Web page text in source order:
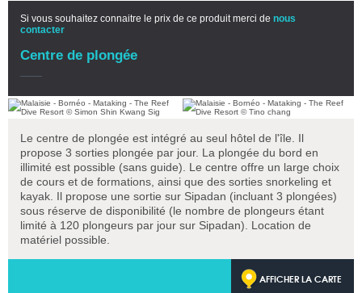
Si vous souhaitez connaitre le prix de ce produit merci de nous
contacter
Centre de plongée
Le centre de plongée est intégré au seul hôtel de l'île. Il
propose 3 sorties plongée par jour. La plongée du bord en
illimité est possible (sans guide). Le centre offre un large choix
de cours et de formations, ainsi que des sorties snorkeling et
kayak. Il propose une sortie sur Sipadan (incluant 3 plongées)
sous réserve de disponibilité (le nombre de plongeurs étant
limité à 120 plongeurs par jour sur Sipadan). Location de
matériel possible.
AFFICHER LA CARTE